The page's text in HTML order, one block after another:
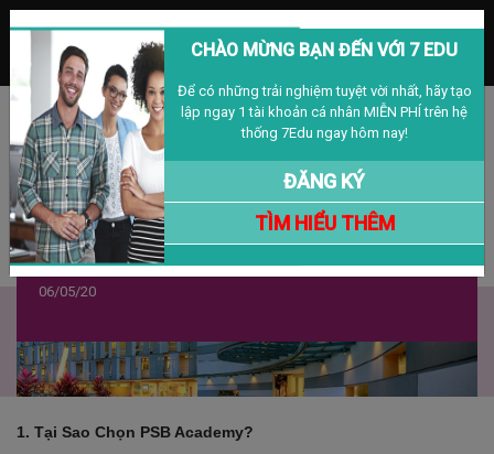
MENU
VIỆT NAM
Đăng nhập Đăng ký
HỌC BỔNG 100% - PSB Academy,
Singapore
06/05/20
1. Tại Sao Chọn PSB Academy?
CHÀO MỪNG BẠN ĐẾN VỚI 7 EDU
Để có những trải nghiệm tuyệt vời nhất, hãy tạo
lập ngay 1 tài khoản cá nhân MIỄN PHÍ trên hệ
thống 7Edu ngay hôm nay!
ĐĂNG KÝ
TÌM HIỂU THÊM